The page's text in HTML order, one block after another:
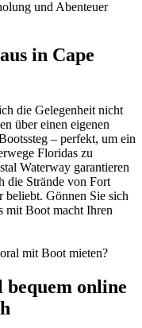
in Cape
die Gelegenheit nicht
über einen eigenen
– perfekt, um ein
Floridas zu
Waterway garantieren
die Strände von Fort
beliebt. Gönnen Sie sich
mit Boot macht Ihren
online